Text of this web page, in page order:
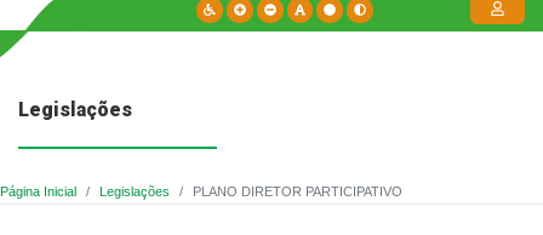
Legislações
Página Inicial Legislações PLANO DIRETOR PARTICIPATIVO